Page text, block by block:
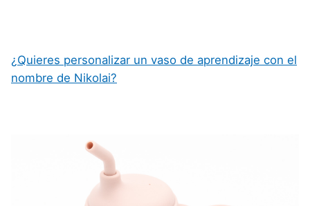
¿Quieres personalizar un vaso de aprendizaje con el
nombre de Nikolai?